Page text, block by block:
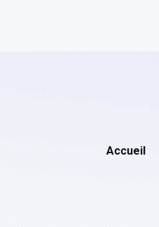
Accueil